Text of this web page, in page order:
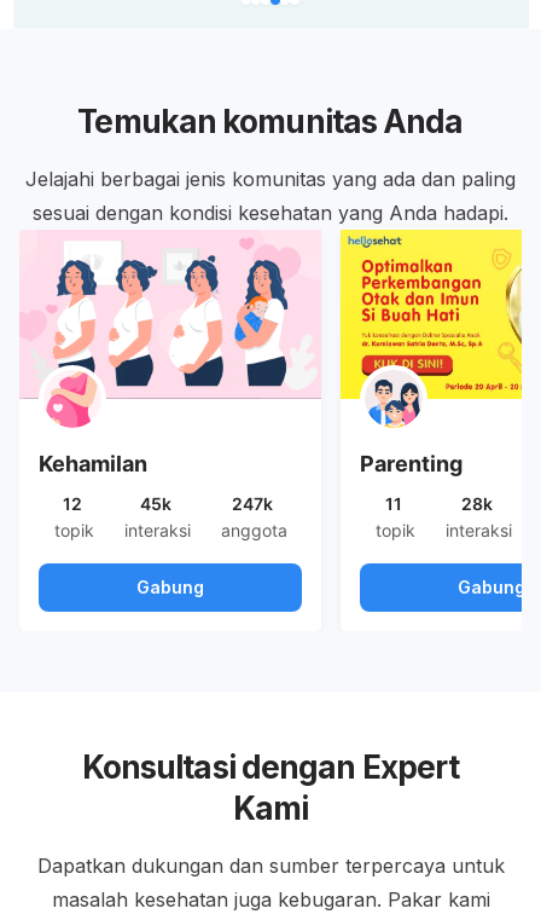
Temukan komunitas Anda
Jelajahi berbagai jenis komunitas yang ada dan paling
sesuai dengan kondisi kesehatan yang Anda hadapi.
Kehamilan
12
topik
45k
interaksi
247k
anggota
Gabung
Parenting
11
topik
28k
interaksi
Gabung
Konsultasi dengan Expert
Kami
Dapatkan dukungan dan sumber terpercaya untuk
masalah kesehatan juga kebugaran. Pakar kami